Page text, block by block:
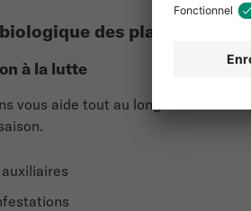
des plantes en
à la lutte
vous aide tout au long de l'année